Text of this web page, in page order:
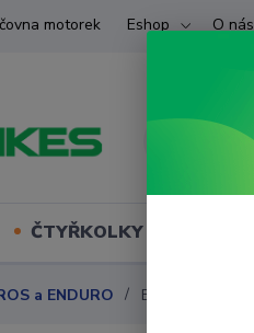
motorek Eshop O nás
ČTYŘKOLKY (ATV) UTV
a ENDURO BRÝLE